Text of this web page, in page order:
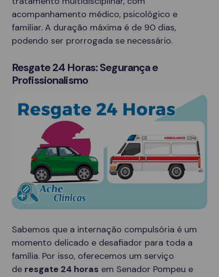
acompanhamento médico, psicológico e
familiar. A duração máxima é de 90 dias,
podendo ser prorrogada se necessário.
Resgate 24 Horas: Segurança e
Profissionalismo
Sabemos que a internação compulsória é um
momento delicado e desafiador para toda a
família. Por isso, oferecemos um serviço
de resgate 24 horas em Senador Pompeu e